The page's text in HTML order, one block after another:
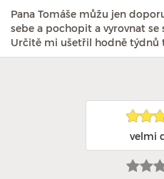
Pana Tomáše můžu jen
sebe a pochopit a vyrovnat
Určitě mi ušetřil hodně týdnů
velmi